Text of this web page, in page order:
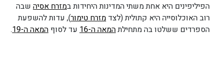
הפיליפינים היא אחת משתי המדינות היחידות במזרח אסיה שבה
רוב האוכלוסייה היא קתולית (לצד מזרח טימור), עדות להשפעת
הספרדים ששלטו בה מתחילתהמאה ה-16 עד לסוף המאה ה-19 .